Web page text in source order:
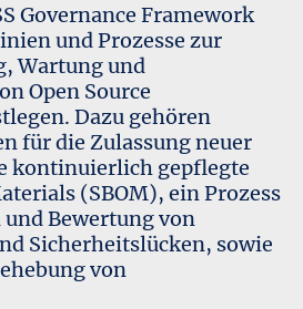
Governance Framework
und Prozesse zur
Wartung und
Open Source
Dazu gehören
für die Zulassung neuer
kontinuierlich gepflegte
(SBOM), ein Prozess
Bewertung von
Sicherheitslücken, sowie
von